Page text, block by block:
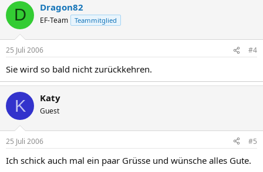
D Dragon82
EF-Team Teammitglied
25 Juli 2006 #4
Sie wird so bald nicht zurückkehren.
K Katy
Guest
25 Juli 2006 #5
Ich schick auch mal ein paar Grüsse und wünsche alles Gute.